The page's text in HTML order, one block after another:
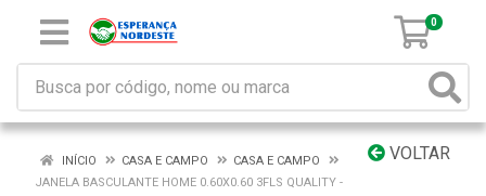
0
VOLTAR
INÍCIO CASA E CAMPO
CASA E CAMPO
JANELA BASCULANTE HOME 0.60X0.60 3FLS QUALITY -